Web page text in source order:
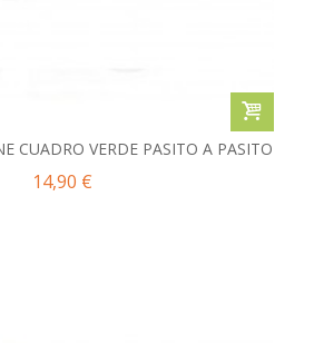
CUADRO VERDE PASITO A PASITO
14,90 €